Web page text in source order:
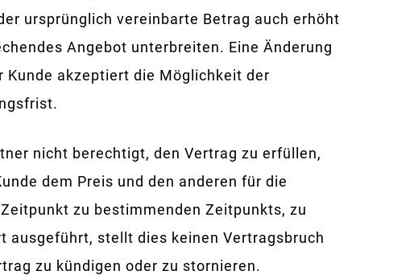
ursprünglich vereinbarte Betrag auch erhöht
Angebot unterbreiten. Eine Änderung
Kunde akzeptiert die Möglichkeit der
nicht berechtigt, den Vertrag zu erfüllen,
dem Preis und den anderen für die
zu bestimmenden Zeitpunkts, zu
ausgeführt, stellt dies keinen Vertragsbruch
zu kündigen oder zu stornieren.